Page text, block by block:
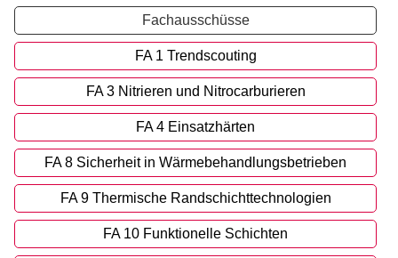
Seminare
Fachausschüsse
Fachtagungen
Forschung
Mitgliedschaft
Fachausschüsse
FA 1 Trendscouting
FA 3 Nitrieren und Nitrocarburieren
FA 4 Einsatzhärten
FA 8 Sicherheit in Wärmebehandlungsbetrieben
FA 9 Thermische Randschichttechnologien
FA 10 Funktionelle Schichten